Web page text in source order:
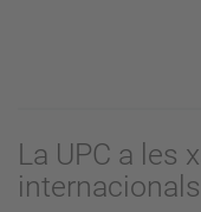
La UPC a les
internacionals